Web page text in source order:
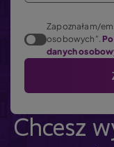
Zapoznałam/
osobowych".
danych
Chcesz